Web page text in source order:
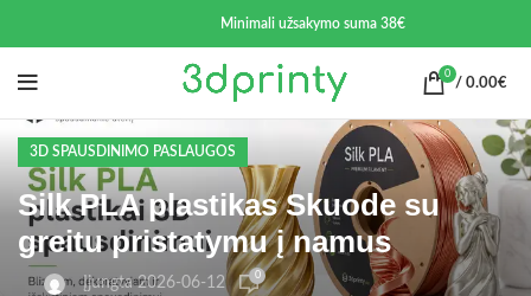
Minimali užsakymo suma 38€
0
/ 0.00€
3D SPAUSDINIMO PASLAUGOS
Silk PLA plastikas Skuode su
greitu pristatymu į namus
Įjungta 2026-06-12 0